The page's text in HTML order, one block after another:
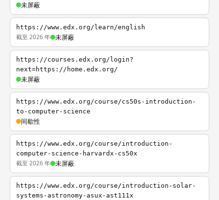
未屏蔽
https://www.edx.org/learn/english
截至 2026 年 未屏蔽
https://courses.edx.org/login?
next=https://home.edx.org/
未屏蔽
https://www.edx.org/course/cs50s-introduction-
to-computer-science
间歇性
https://www.edx.org/course/introduction-
computer-science-harvardx-cs50x
截至 2026 年 未屏蔽
https://www.edx.org/course/introduction-solar-
systems-astronomy-asux-ast111x